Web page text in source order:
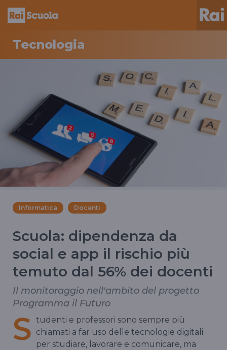
Tecnologia
Informatica Docenti
Scuola: dipendenza da
social e app il rischio più
temuto dal 56% dei docenti
Il monitoraggio nell'ambito del progetto
Programma il Futuro
S tudenti e professori sono sempre più
chiamati a far uso delle tecnologie digitali
per studiare, lavorare e comunicare, ma